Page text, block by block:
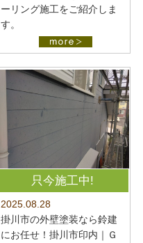
ーリング施工をご紹介しま
す。
只今施工中!
2025.08.28
掛川市の外壁塗装なら鈴建
にお任せ！掛川市印内｜Ｇ